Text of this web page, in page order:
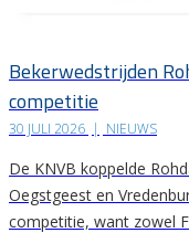
Bekerwedstrijden
competitie
30 JULI 2026 | NIEUWS
De KNVB koppelde
Oegstgeest en
competitie, want zowel